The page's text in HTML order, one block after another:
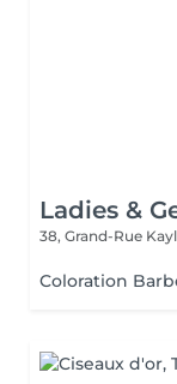
Ladies &
38, Grand-Rue
Coloration